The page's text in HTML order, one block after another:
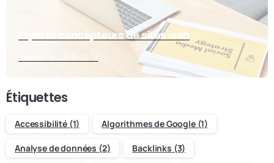
Experts concepteurs de sites web
Étiquettes
Accessibilité(1) Algorithmes de Google(1)
Analyse de données (2) Backlinks (3)